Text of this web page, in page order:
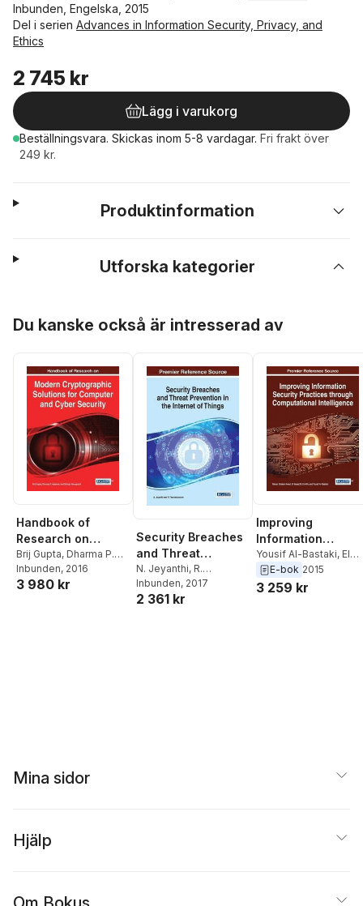
Inbunden, Engelska, 2015
Del i serien Advances in Information Security, Privacy, and
Ethics
2 745 kr
Lägg i varukorg
Beställningsvara. Skickas inom 5-8 vardagar. Fri frakt över
249 kr.
Produktinformation
Utforska kategorier
Du kanske också är intresserad av
Handbook of
Research on
Modern
Cryptographic
Solutions for
Brij Gupta, Dharma P.
Agrawal,Shingo
Yamaguchi
Inbunden, 2016
3 980 kr
Security Breaches
and Threat
Prevention in the
Internet of Things
N. Jeyanthi, R.
Thandeeswaran
Inbunden, 2017
2 361 kr
Improving
Information
Security Practices
through
Computational
Yousif Al-Bastaki, El
Sayed M. El-Alfy
Wasan Awad
E-bok 2015
3 259 kr
Mina sidor
Hjälp